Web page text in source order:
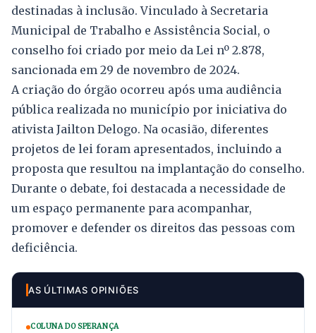
destinadas à inclusão. Vinculado à Secretaria
Municipal de Trabalho e Assistência Social, o
conselho foi criado por meio da Lei nº 2.878,
sancionada em 29 de novembro de 2024.
A criação do órgão ocorreu após uma audiência
pública realizada no município por iniciativa do
ativista Jailton Delogo. Na ocasião, diferentes
projetos de lei foram apresentados, incluindo a
proposta que resultou na implantação do conselho.
Durante o debate, foi destacada a necessidade de
um espaço permanente para acompanhar,
promover e defender os direitos das pessoas com
deficiência.
AS ÚLTIMAS OPINIÕES
COLUNA DO SPERANÇA